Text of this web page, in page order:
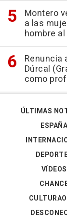
Montero
a las
hombre
Renuncia
Dúrcal
como
ÚLTIMAS
ESPAÑA
VÍDEOS